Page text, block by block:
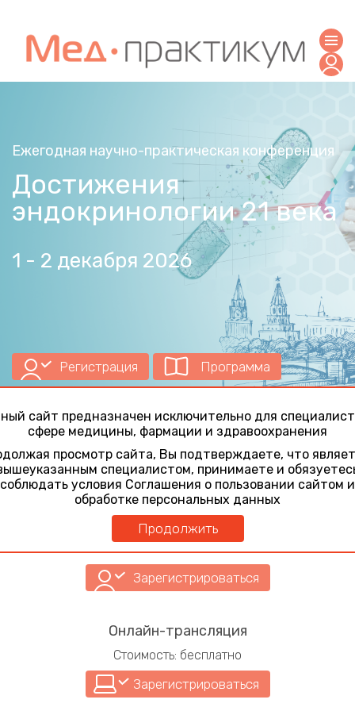
Ежегодная научно-практическая конференция
Достижения
эндокринологии 21 века
1 - 2 декабря 2026
Регистрация Программа
День 2
Регистрация
Очное участие
Стоимость: бесплатно
Зарегистрироваться
Онлайн-трансляция
Стоимость: бесплатно
Зарегистрироваться
сайт предназначен исключительно для
сфере медицины, фармации и здравоохранения
просмотр сайта, Вы подтверждаете, что
специалистом, принимаете и
соблюдать условия Соглашения о пользовании сайтом и
обработке персональных данных
Продолжить